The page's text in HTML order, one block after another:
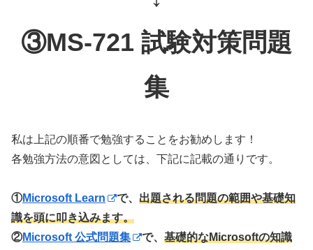
③MS-721 試験対策問題
集
私は上記の順番で勉強することをお勧めします！
各勉強方法の意図としては、下記に記載の通りです。
①Microsoft Learn で、 出題される問題の範囲や基礎知
識を頭に叩き込みます。
②Microsoft 公式問題集 で、 基礎的なMicrosoftの知識